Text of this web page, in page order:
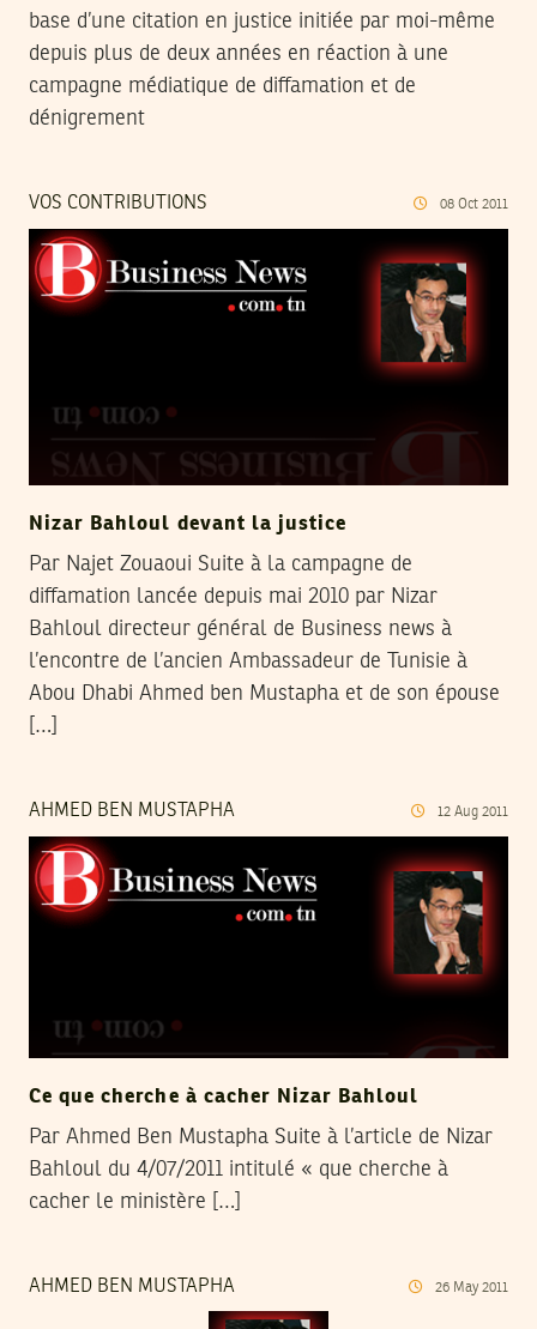
base d’une citation en justice initiée par moi-même
depuis plus de deux années en réaction à une
campagne médiatique de diffamation et de
dénigrement
VOS CONTRIBUTIONS 08 Oct 2011
Nizar Bahloul devant la justice
Par Najet Zouaoui Suite à la campagne de
diffamation lancée depuis mai 2010 par Nizar
Bahloul directeur général de Business news à
l’encontre de l’ancien Ambassadeur de Tunisie à
Abou Dhabi Ahmed ben Mustapha et de son épouse
[…]
AHMED BEN MUSTAPHA 12 Aug 2011
Ce que cherche à cacher Nizar Bahloul
Par Ahmed Ben Mustapha Suite à l’article de Nizar
Bahloul du 4/07/2011 intitulé « que cherche à
cacher le ministère […]
AHMED BEN MUSTAPHA 26 May 2011